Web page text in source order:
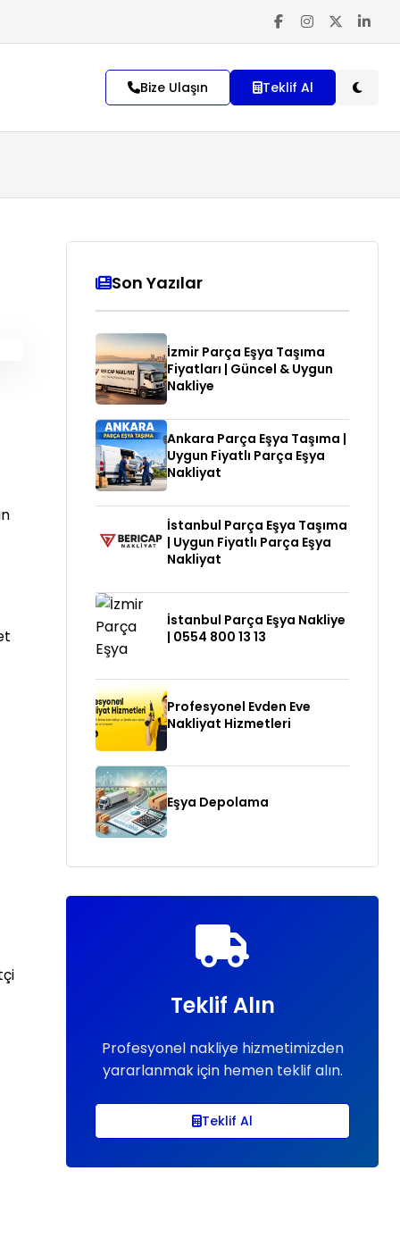
Bize Ulaşın Teklif Al
Son Yazılar
İzmir Parça Eşya Taşıma
Fiyatları | Güncel & Uygun
Nakliye
Ankara Parça Eşya Taşıma |
Uygun Fiyatlı Parça Eşya
Nakliyat
İstanbul Parça Eşya Taşıma
| Uygun Fiyatlı Parça Eşya
Nakliyat
İstanbul Parça Eşya Nakliye
| 0554 800 13 13
Profesyonel Evden Eve
Nakliyat Hizmetleri
Eşya Depolama
Teklif Alın
Profesyonel nakliye hizmetimizden
yararlanmak için hemen teklif alın.
Teklif Al